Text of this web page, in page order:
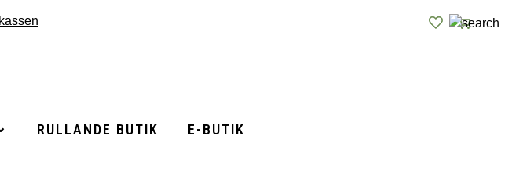
RULLANDE BUTIK E-BUTIK